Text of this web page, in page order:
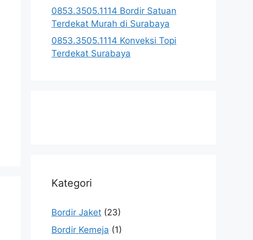
0853.3505.1114 Bordir Satuan
Terdekat Murah di Surabaya
0853.3505.1114 Konveksi Topi
Terdekat Surabaya
Kategori
Bordir Jaket (23)
Bordir Kemeja (1)